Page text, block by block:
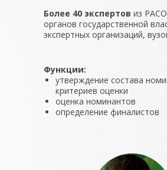
Более 40 экспертов из
органов государственной
экспертных организаций,
Функции:
утверждение состава
критериев оценки
оценка номинантов
определение финалистов